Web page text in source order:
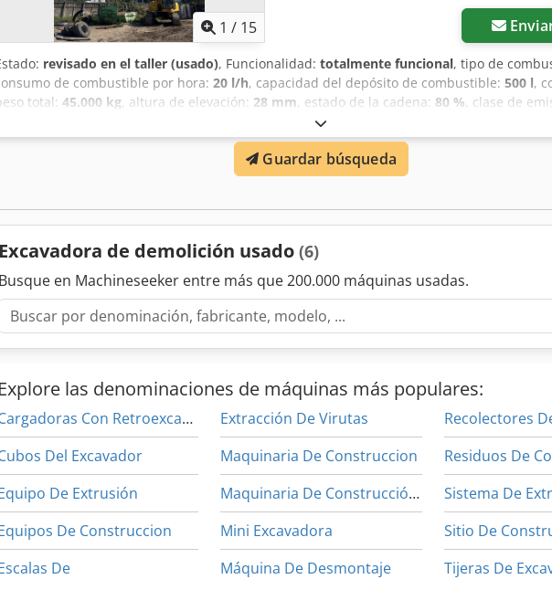
1 / 15
revisado en el taller (usado), Funcionalidad: totalmente funcional, tipo de
de combustible por hora: 20 l/h, capacidad del depósito de combustible: 500 l,
total: 45.000 kg, altura de elevación: 28 mm, estado de la cadena: 80 %, clase de
, horas de funcionamiento:
vehículo:7004, Equipamiento:aire acondicionado, brazo ajustable, cabina,
hidráulica, hidráulica de martillos, ordenador de a bordo, orugas de acero, pala
, Komatsu PC450 máquina de demolición de gran alcance. Altura máxima: 28 m.
Afderf
Guardar búsqueda
Excavadora de demolición usado (6)
Busque en Machineseeker entre más que 200.000 máquinas usadas.
Explore las denominaciones de máquinas más populares:
Cargadoras Con Retroexcavadora
Del Excavador
De Extrusión
De Construccion
De
Extracción De Virutas
Maquinaria De Construccion
Maquinaria De Construcción Vial
Mini Excavadora
Máquina De Desmontaje
Recolectores
Sistema De
Sitio De
Tijeras De